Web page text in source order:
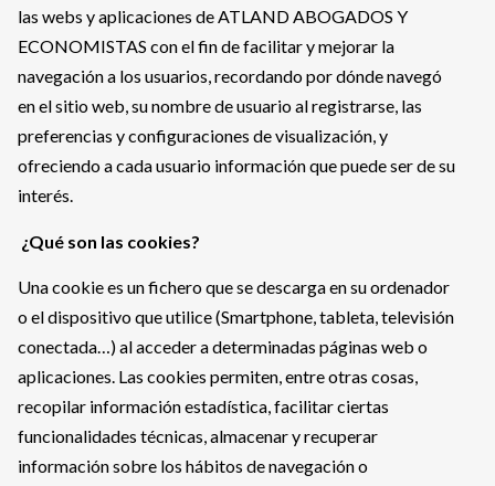
las webs y aplicaciones de ATLAND ABOGADOS Y
ECONOMISTAS con el fin de facilitar y mejorar la
navegación a los usuarios, recordando por dónde navegó
en el sitio web, su nombre de usuario al registrarse, las
preferencias y configuraciones de visualización, y
ofreciendo a cada usuario información que puede ser de su
interés.
¿Qué son las cookies?
Una cookie es un fichero que se descarga en su ordenador
o el dispositivo que utilice (Smartphone, tableta, televisión
conectada…) al acceder a determinadas páginas web o
aplicaciones. Las cookies permiten, entre otras cosas,
recopilar información estadística, facilitar ciertas
funcionalidades técnicas, almacenar y recuperar
información sobre los hábitos de navegación o